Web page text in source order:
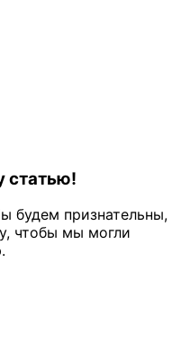
статью!
будем признательны,
чтобы мы могли